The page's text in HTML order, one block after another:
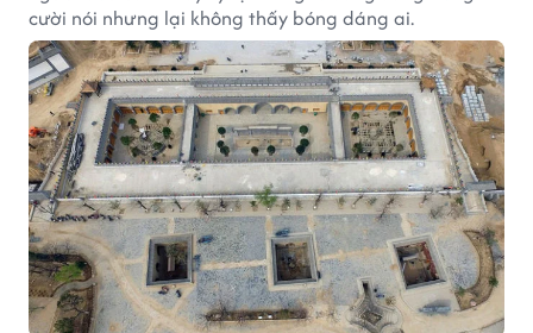
cười nói nhưng lại không thấy bóng dáng ai.